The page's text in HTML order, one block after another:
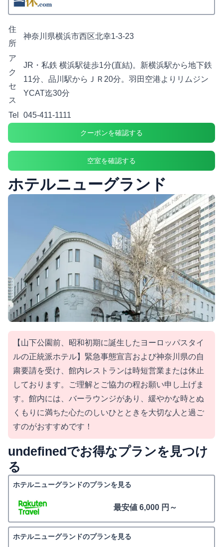
住
所
神奈川県横浜市西区北幸1-3-23
ア
ク
セ
ス
JR・私鉄 横浜駅徒歩1分(直結)。新横浜駅から地下鉄
11分、品川駅からＪＲ20分。羽田空港よりリムジン
YCAT迄30分
Tel 045-411-1111
クーポンを確認する
空室を確認する
ホテルニューグランド
【山下公園前、昭和初期に誕生したヨーロッパスタイ
ルの正統派ホテル】緊急事態宣言および神奈川県の自
粛要請を受け、館内レストランは時短営業または休止
しております。ご理解とご協力の程お願い申し上げま
す。館内には、バーラウンジがあり、緩やかな時とぬ
くもりに満ちた心たのしいひとときを大切な人と過ご
すのがおすすめです！
undefinedでお得なプランを見つけ
る
ホテルニューグランドのプランを見る
最安値 6,000 円～
ホテルニューグランドのプランを見る